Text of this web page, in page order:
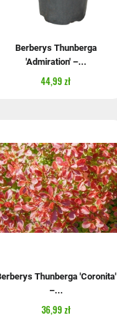
Berberys Thunberga
'Admiration' –...
44,99 zł
Thunberga 'Coronita'
–...
36,99 zł